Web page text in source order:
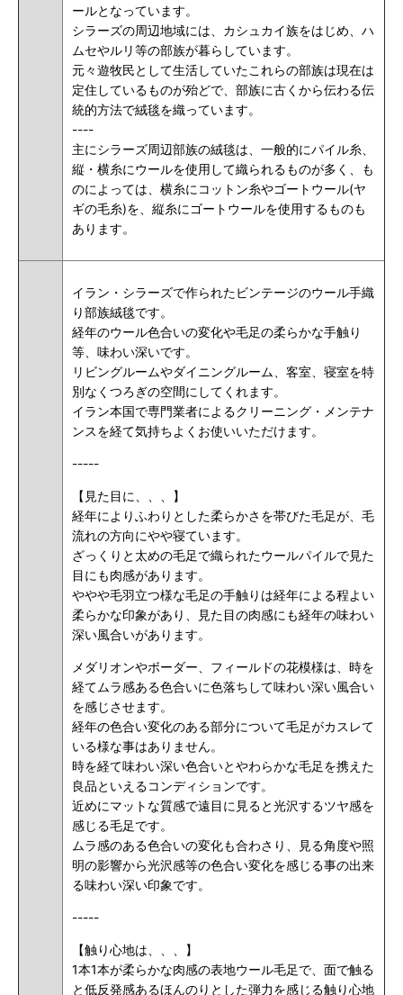
ールとなっています。
シラーズの周辺地域には、カシュカイ族をはじめ、ハ
ムセやルリ等の部族が暮らしています。
元々遊牧民として生活していたこれらの部族は現在は
定住しているものが殆どで、部族に古くから伝わる伝
統的方法で絨毯を織っています。
----
主にシラーズ周辺部族の絨毯は、一般的にパイル糸、
縦・横糸にウールを使用して織られるものが多く、も
のによっては、横糸にコットン糸やゴートウール(ヤ
ギの毛糸)を、縦糸にゴートウールを使用するものも
あります。
イラン・シラーズで作られたビンテージのウール手織
り部族絨毯です。
経年のウール色合いの変化や毛足の柔らかな手触り
等、味わい深いです。
リビングルームやダイニングルーム、客室、寝室を特
別なくつろぎの空間にしてくれます。
イラン本国で専門業者によるクリーニング・メンテナ
ンスを経て気持ちよくお使いいただけます。
-----
【見た目に、、、】
経年によりふわりとした柔らかさを帯びた毛足が、毛
流れの方向にやや寝ています。
ざっくりと太めの毛足で織られたウールパイルで見た
目にも肉感があります。
ややや毛羽立つ様な毛足の手触りは経年による程よい
柔らかな印象があり、見た目の肉感にも経年の味わい
深い風合いがあります。
メダリオンやボーダー、フィールドの花模様は、時を
経てムラ感ある色合いに色落ちして味わい深い風合い
を感じさせます。
経年の色合い変化のある部分について毛足がカスレて
いる様な事はありません。
時を経て味わい深い色合いとやわらかな毛足を携えた
良品といえるコンディションです。
近めにマットな質感で遠目に見ると光沢するツヤ感を
感じる毛足です。
ムラ感のある色合いの変化も合わさり、見る角度や照
明の影響から光沢感等の色合い変化を感じる事の出来
る味わい深い印象です。
-----
【触り心地は、、、】
1本1本が柔らかな肉感の表地ウール毛足で、面で触る
と低反発感あるほんのりとした弾力を感じる触り心地